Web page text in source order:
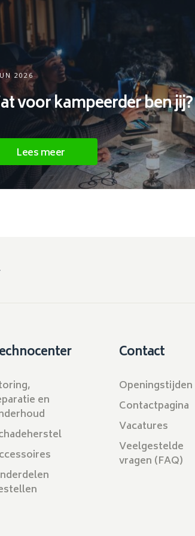
2026
voor kampeerder ben jij?
Lees meer
en
Contact
Openingstijden
Contactpagina
Vacatures
Veelgestelde
vragen (FAQ)